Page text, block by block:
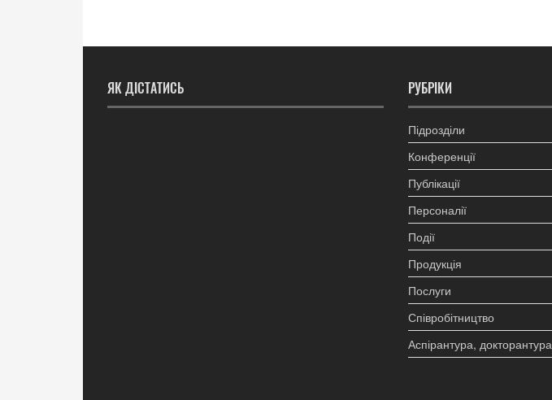
ЯК ДІСТАТИСЬ РУБРІКИ
Підрозділи
Конференції
Публікації
Персоналії
Події
Продукція
Послуги
Співробітництво
Аспірантура, докторантура